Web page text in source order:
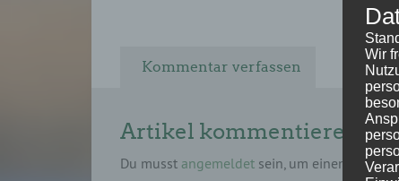
Kommentar verfassen
Artikel kommentieren
Du musst angemeldet sein, um einen
Wir